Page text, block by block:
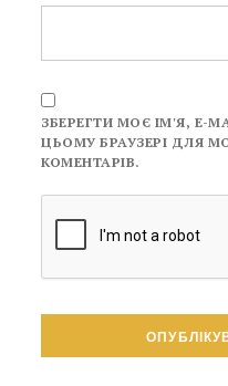
ЗБЕРЕГТИ МОЄ ІМ'Я, E-
ЦЬОМУ БРАУЗЕРІ ДЛЯ
КОМЕНТАРІВ.